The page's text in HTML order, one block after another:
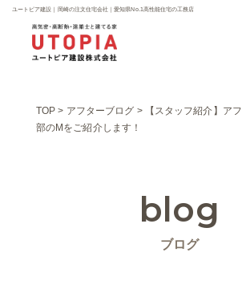
ユートピア建設｜岡崎の注文住宅会社｜愛知県No.1高性能住宅の工務店
TOP > アフターブログ >
【スタッフ紹介】ア
部のMをご紹介します！
blog
ブログ